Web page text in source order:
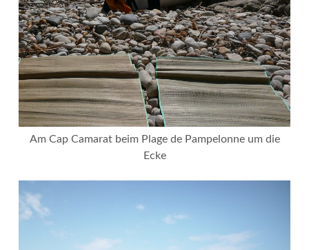
Am Cap Camarat beim Plage de Pampelonne um die
Ecke